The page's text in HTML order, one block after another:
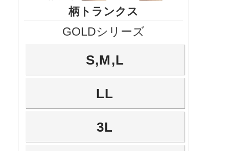
柄トランクス
GOLDシリーズ
S,M,L
LL
3L